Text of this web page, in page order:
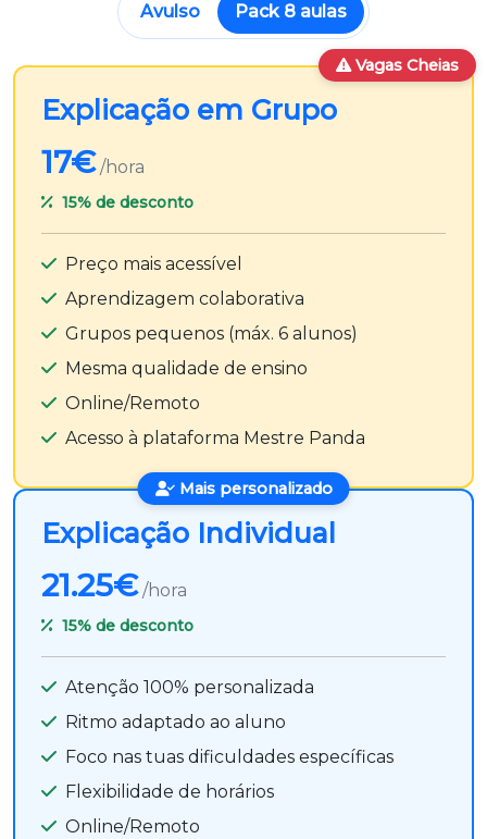
Avulso Pack 8 aulas
Vagas Cheias
Explicação em Grupo
17€ /hora
15% de desconto
Preço mais acessível
Aprendizagem colaborativa
Grupos pequenos (máx. 6 alunos)
Mesma qualidade de ensino
Online/Remoto
Acesso à plataforma Mestre Panda
Mais personalizado
Explicação Individual
21.25€ /hora
15% de desconto
Atenção 100% personalizada
Ritmo adaptado ao aluno
Foco nas tuas dificuldades específicas
Flexibilidade de horários
Online/Remoto